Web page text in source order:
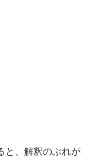
と、解釈のぶれが